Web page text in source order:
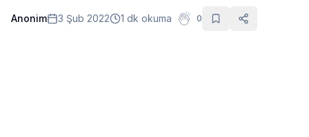
Sağlık
Anonim 3 Şub 2022 1 dk okuma 0